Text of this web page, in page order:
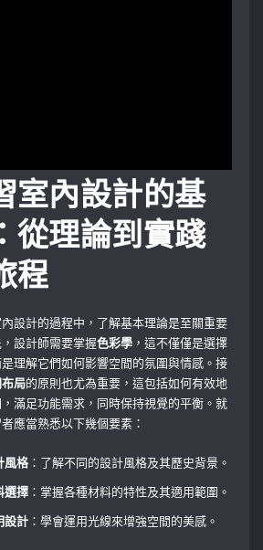
室內設計的基
從理論到實踐
程
設計的過程中，了解基本理論是至關重要
設計師需要掌握色彩學 ，這不僅僅是選擇
理解它們如何影響空間的氛圍與情感。接
局的原則也尤為重要，這包括如何有效地
滿足功能需求，同時保持視覺的平衡。就
應當熟悉以下幾個要素：
風格 ：了解不同的設計風格及其歷史背景。
選擇 ：掌握各種材料的特性及其適用範圍。
設計 ：學會運用光線來增強空間的美感。